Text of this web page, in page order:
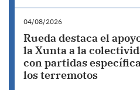
04/08/2026
Rueda destaca el
la Xunta a la
con partidas
los terremotos